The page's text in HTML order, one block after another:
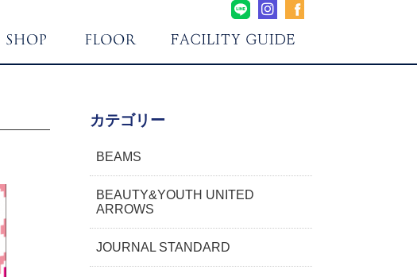
カテゴリー
BEAMS
BEAUTY&YOUTH UNITED
ARROWS
JOURNAL STANDARD